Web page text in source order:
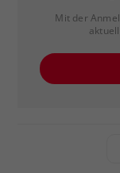
Mit der